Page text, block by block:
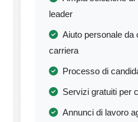
leader
Aiuto personale da
carriera
Processo di
Servizi gratuiti per
Annunci di lavoro